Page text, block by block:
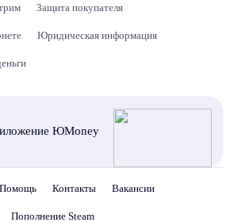
Защита покупателя
Юридическая информация
ЮMoney
Помощь Контакты Вакансии
Пополнение Steam